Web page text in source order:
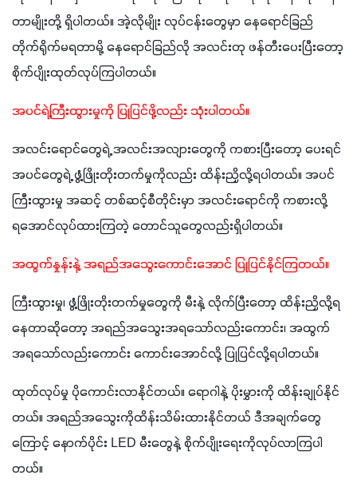
တာမျိုးတို့ ရှိပါတယ်။ အဲ့လိုမျိုး လုပ်ငန်းတွေမှာ နေရောင်ခြည်
တိုက်ရိုက်မရတာမို့ နေရောင်ခြည်လို အလင်းတု ဖန်တီးပေးပြီးတော့
စိုက်ပျိုးထုတ်လုပ်ကြပါတယ်။
အပင်ရဲ့ကြီးထွားမှုကို ပြုပြင်ဖို့လည်း သုံးပါတယ်။
အလင်းရောင်တွေရဲ့ အလင်းအလျားတွေကို ကစားပြီးတော့ ပေးရင်
အပင်တွေရဲ့ ဖွံ့ဖြိုးတိုးတက်မှုကိုလည်း ထိန်းညှိလို့ရပါတယ်။ အပင်
ကြီးထွားမှု အဆင့် တစ်ဆင့်စီတိုင်းမှာ အလင်းရောင်ကို ကစားလို့
ရအောင်လုပ်ထားကြတဲ့ တောင်သူတွေလည်းရှိပါတယ်။
အထွက်နှုန်းနဲ့ အရည်အသွေးကောင်းအောင် ပြုပြင်နိုင်ကြတယ်။
ကြီးထွားမှု၊ ဖွံ့ဖြိုးတိုးတက်မှုတွေကို မီးနဲ့ လိုက်ပြီးတော့ ထိန်းညှိလို့ရ
နေတာဆိုတော့ အရည်အသွေးအရသော်လည်းကောင်း၊ အထွက်
အရသော်လည်းကောင်း ကောင်းအောင်လို့ ပြုပြင်လို့ရပါတယ်။
ထုတ်လုပ်မှု ပိုကောင်းလာနိုင်တယ်။ ရောဂါနဲ့ ပိုးမွှားကို ထိန်းချုပ်နိုင်
တယ်။ အရည်အသွေးကိုထိန်းသိမ်းထားနိုင်တယ် ဒီအချက်တွေ
ကြောင့် နောက်ပိုင်း LED မီးတွေနဲ့ စိုက်ပျိုးရေးကိုလုပ်လာကြပါ
တယ်။